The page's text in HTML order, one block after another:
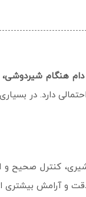
هنگام
دارد. در
کنترل صحیح و
و آرامش بیشتری